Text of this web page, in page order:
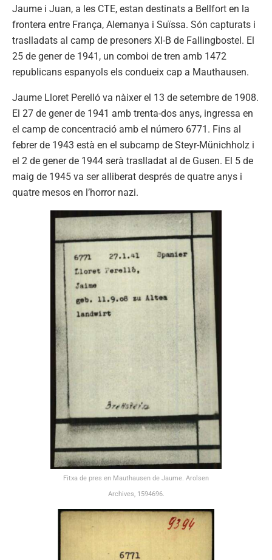
Jaume i Juan, a les CTE, estan destinats a Bellfort en la
frontera entre França, Alemanya i Suïssa. Són capturats i
traslladats al camp de presoners XI-B de Fallingbostel. El
25 de gener de 1941, un comboi de tren amb 1472
republicans espanyols els condueix cap a Mauthausen.
Jaume Lloret Perelló va nàixer el 13 de setembre de 1908.
El 27 de gener de 1941 amb trenta-dos anys, ingressa en
el camp de concentració amb el número 6771. Fins al
febrer de 1943 està en el subcamp de Steyr-Münichholz i
el 2 de gener de 1944 serà traslladat al de Gusen. El 5 de
maig de 1945 va ser alliberat després de quatre anys i
quatre mesos en l’horror nazi.
Fitxa de pres en Mauthausen de Jaume. Arolsen
Archives, 1594696.